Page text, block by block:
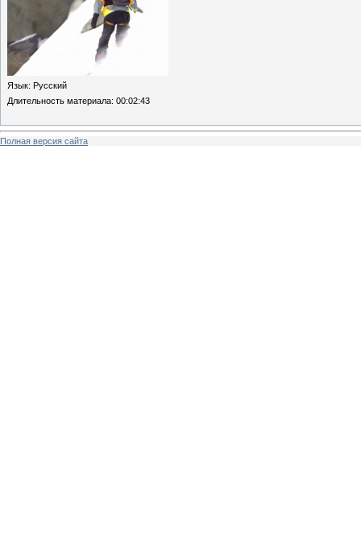
Язык: Русский
Длительность материала: 00:02:43
Полная версия сайта